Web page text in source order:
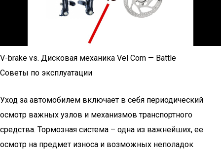
V-brake vs. Дисковая механика Vel Com — Battle
Советы по эксплуатации
Уход за автомобилем включает в себя периодический
осмотр важных узлов и механизмов транспортного
средства. Тормозная система – одна из важнейших, ее
осмотр на предмет износа и возможных неполадок